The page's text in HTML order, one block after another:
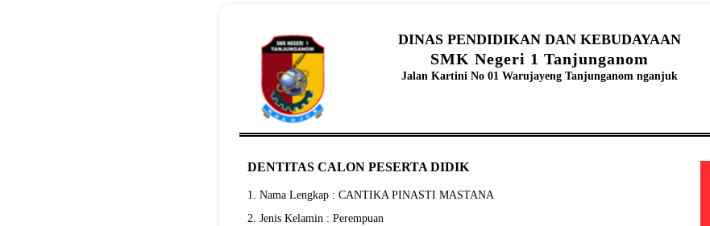
DINAS PENDIDIKAN DAN KEBUDAYAAN
SMK Negeri 1 Tanjunganom
Jalan Kartini No 01 Warujayeng Tanjunganom nganjuk
DENTITAS CALON PESERTA DIDIK
1. Nama Lengkap : CANTIKA PINASTI MASTANA
2. Jenis Kelamin : Perempuan